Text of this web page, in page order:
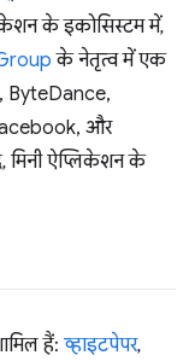
के इकोसिस्टम में,
के नेतृत्व में एक
ByteDance,
और
ऐप्लिकेशन के
हैं: व्हाइटपेपर,